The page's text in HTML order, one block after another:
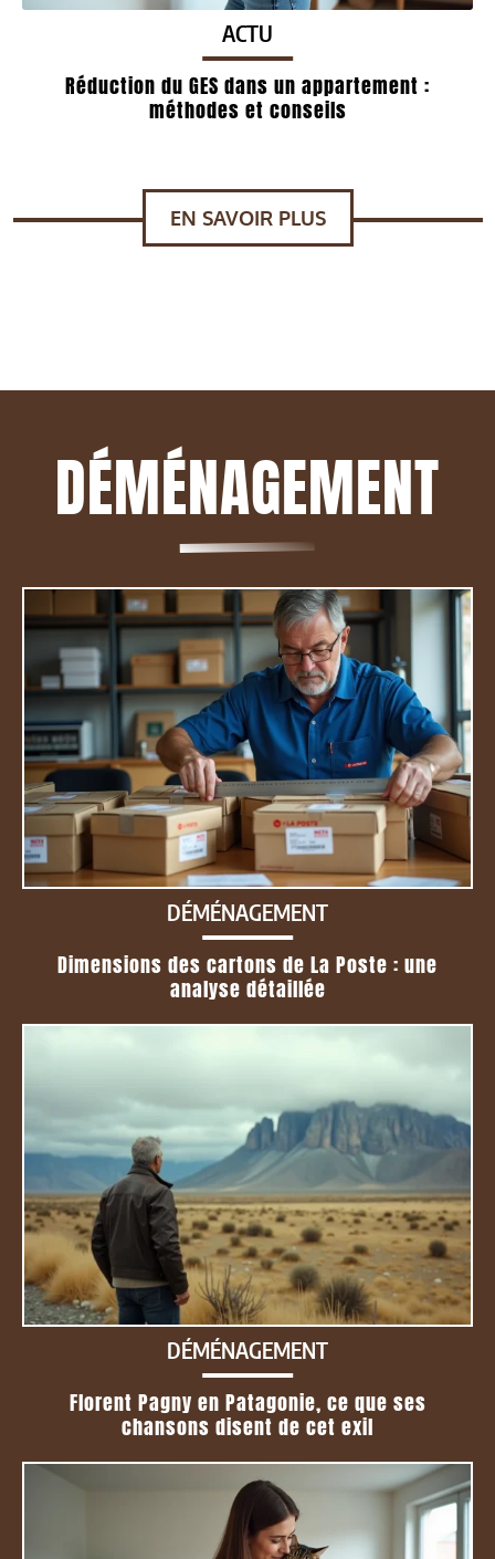
ACTU
Réduction du GES dans un appartement :
méthodes et conseils
EN SAVOIR PLUS
DÉMÉNAGEMENT
DÉMÉNAGEMENT
Dimensions des cartons de La Poste : une
analyse détaillée
DÉMÉNAGEMENT
Florent Pagny en Patagonie, ce que ses
chansons disent de cet exil